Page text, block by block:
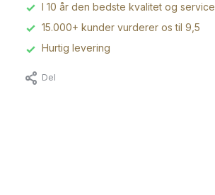
I 10 år den bedste kvalitet og service
15.000+ kunder vurderer os til 9,5
Hurtig levering
Del